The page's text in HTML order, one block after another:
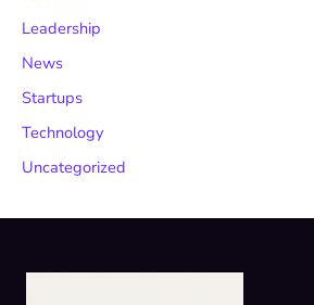
Leadership
News
Startups
Technology
Uncategorized